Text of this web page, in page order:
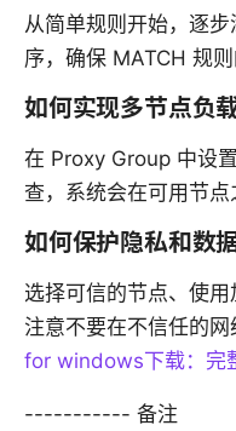
从简单规则开始，逐
序，确保 MATCH 规则
如何实现多节点负
在 Proxy Group 中设
查，系统会在可用节点
如何保护隐私和数
选择可信的节点、使
注意不要在不信任的
for windows下载：完
----------- 备注